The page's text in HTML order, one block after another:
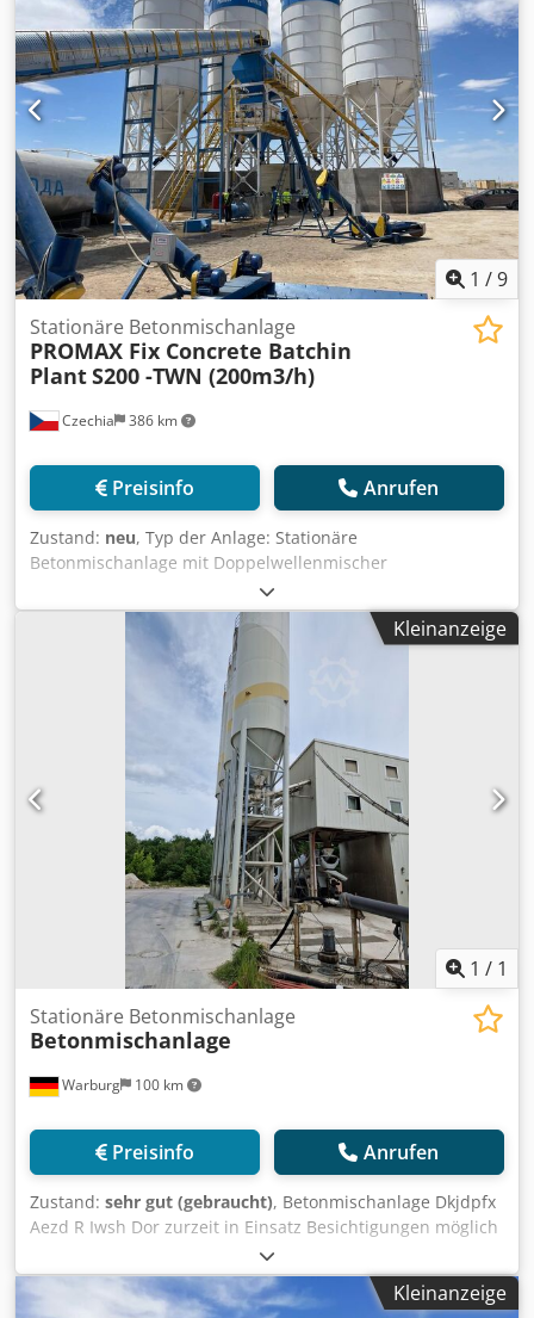
to Steuerung: manuelle Bedienung / Schalttafel
VERFÜGBAR SOFORT Standort: Norddeutschland Dedeyk Ev
Rjpfx Ah Dokr Angebot versteht sich rein netto ab Standort
Zwischenverkauf vorbehalten, Irrtümer und/oder
Fehldarstellungen vorbehalten, ohne Garantie und/oder
Gewährleistung, wie gesehen, liegend und/oder stehend
Eine Vervielfältigung, Weiterverwendung, Publizierung
und/oder Kopie dieses Angebotes ist in vollem Umfang
untersagt!
1 /9
Czechia 386 km
Stationäre Betonmischanlage
PROMAX Fix Concrete Batchin
PlantS200 -TWN (200m3/h)
Preisinfo Anrufen
Zustand: neu, Typ der Anlage: Stationäre
Betonmischanlage mit Doppelwellenmischer
Anlagenkapazität: 200 m³ / Stunde Frischbetonmischung
Mischerkapazität: 7500/5000 l (5m³ verdichteter Beton)
Zentralschmieranlage Marke: ILC (hergestellt in Italien)
Steuerungssystem: vollautomatisch PC - PLC - Drucker
Elektronische Ausrüstung: Siemens Sonstige Ausrüstung
und Zubehör: Italienisch Unbegrenzte Anzahl von
Benutzern und Fernzugriff Installation und
Inbetriebnahme des Systems liegen in unserer
Verantwortung. Dkodpfx Aoflz Ineh Dsr 7/24
DIENSTLEISTUNGEN. Export von mehr als 1000
Betonmischanlagen in mehr als 90 Länder. *
HOCHEFFIZIENTE PRODUKTION UND DOPPELTE * EINFACHE
WARTUNG * GEEIGNET FÜR DIE ARBEIT IN RAUEN
BEDINGUNGEN * RCC BETON PRODUKTIONSKAPAZITÄT
Kleinanzeige
1 / 1
Warburg 100 km
Stationäre Betonmischanlage
Betonmischanlage
Preisinfo Anrufen
Zustand: sehr gut (gebraucht), Betonmischanlage Dkjdpfx
Aezd R Iwsh Dor zurzeit in Einsatz Besichtigungen möglich
Kleinanzeige